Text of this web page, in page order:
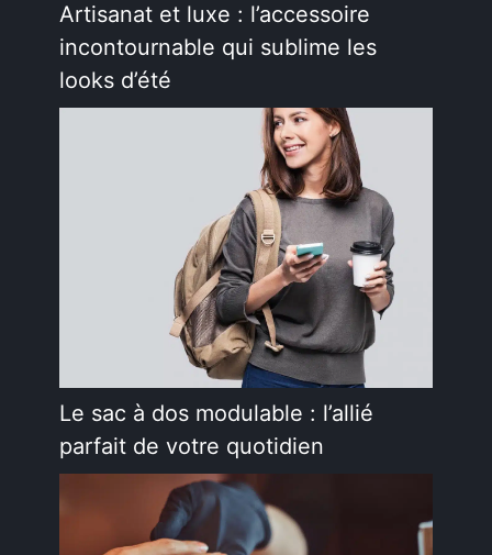
Artisanat et luxe : l’accessoire
incontournable qui sublime les
looks d’été
Le sac à dos modulable : l’allié
parfait de votre quotidien